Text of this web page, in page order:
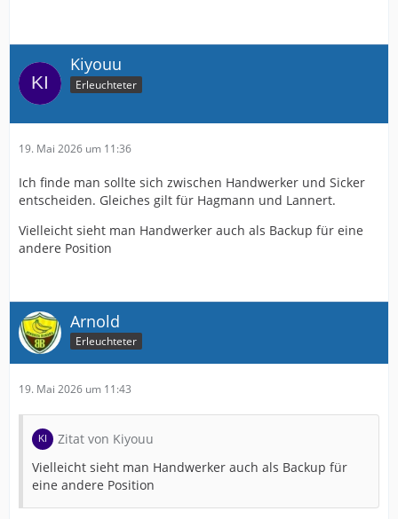
Kiyouu
Erleuchteter
19. Mai 2026 um 11:36
Ich finde man sollte sich zwischen Handwerker und Sicker
entscheiden. Gleiches gilt für Hagmann und Lannert.
Vielleicht sieht man Handwerker auch als Backup für eine
andere Position
Arnold
Erleuchteter
19. Mai 2026 um 11:43
Zitat von Kiyouu
Vielleicht sieht man Handwerker auch als Backup für
eine andere Position